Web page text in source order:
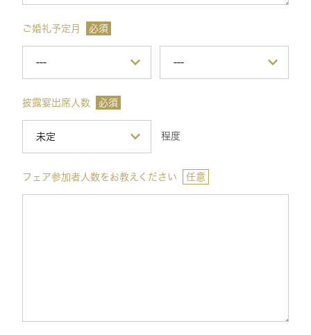
ご婚礼予定月 必須
披露宴出席人数 必須
程度
フェア参加者人数をお教えください 任意